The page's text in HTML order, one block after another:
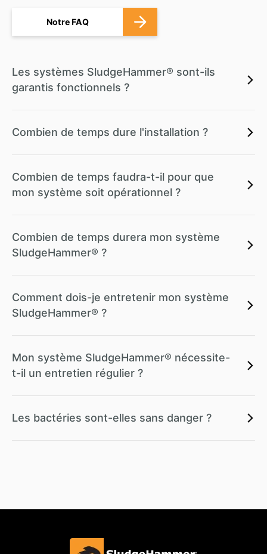
Notre FAQ
Les systèmes SludgeHammer® sont-ils
garantis fonctionnels ?
Combien de temps dure l'installation ?
Combien de temps faudra-t-il pour que
mon système soit opérationnel ?
Combien de temps durera mon système
SludgeHammer® ?
Comment dois-je entretenir mon système
SludgeHammer® ?
Mon système SludgeHammer® nécessite-
t-il un entretien régulier ?
Les bactéries sont-elles sans danger ?